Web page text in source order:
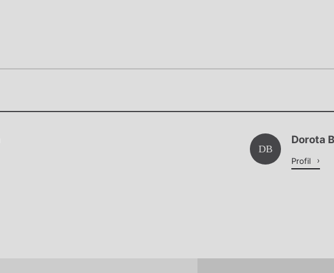
Chviličku.
DB
Dorota
Profil